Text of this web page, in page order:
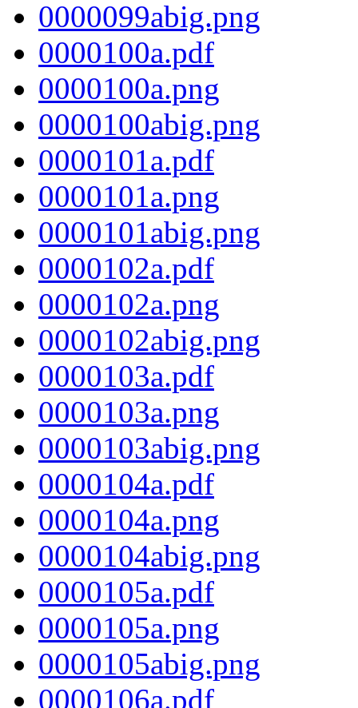
0000099abig.png
0000100a.pdf
0000100a.png
0000100abig.png
0000101a.pdf
0000101a.png
0000101abig.png
0000102a.pdf
0000102a.png
0000102abig.png
0000103a.pdf
0000103a.png
0000103abig.png
0000104a.pdf
0000104a.png
0000104abig.png
0000105a.pdf
0000105a.png
0000105abig.png
0000106a.pdf